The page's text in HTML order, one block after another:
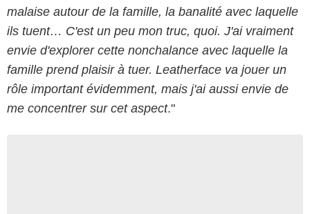
malaise autour de la famille, la banalité avec laquelle
ils tuent… C'est un peu mon truc, quoi. J'ai vraiment
envie d'explorer cette nonchalance avec laquelle la
famille prend plaisir à tuer. Leatherface va jouer un
rôle important évidemment, mais j'ai aussi envie de
me concentrer sur cet aspect."